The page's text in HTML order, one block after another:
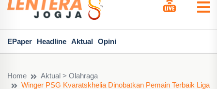
EPaper Headline Aktual Opini
Home
Aktual > Olahraga
Winger PSG Kvaratskhelia Dinobatkan Pemain Terbaik Liga